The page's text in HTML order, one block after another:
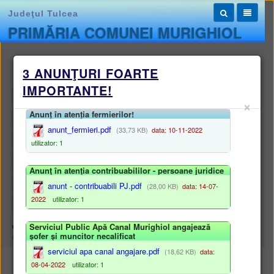
Judeţul Tulcea
PRIMĂRIA COMUNEI MURIGHIOL
Monitorul oficial local
STATUTUL UNITĂȚII ADMINISTRATIV-TERITORIALE
REGULAMENTELE PRIVIND PROCEDURILE ADMINISTRATIVE
HOTĂRÂRILE AUTORITĂȚII DELIBERATIVE
DOCUMENTE ȘI INFORMAȚII FINANCIARE
ALTE DOCUMENTE
Harta site/Monitorul oficial local/HOTĂRÂRILE AUTORITĂȚII DELIBERATIVE
/
Registru proiecte de hotărâri
Registru proiecte de hotărâri
3 ANUNŢURI FOARTE
IMPORTANTE!
×
Anunț în atenția fermierilor!
anunt_fermieri.pdf (33,73 KB) data: 10-11-2022
utilizator: 1
Anunţ în atenţia contribuabililor - persoane juridice
anunt - contribuabili PJ.pdf (28,00 KB) data: 14-07-
2022
utilizator: 1
Serviciul Public Apă Canal Murighiol angajează
şofer şi muncitor necalificat
serviciul apa canal angajare.pdf (18,62 KB) data:
08-04-2022
utilizator: 1